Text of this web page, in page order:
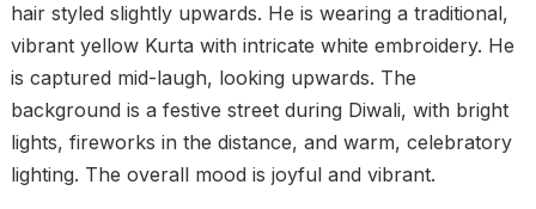
hair styled slightly upwards. He is wearing a traditional,
vibrant yellow Kurta with intricate white embroidery. He
is captured mid-laugh, looking upwards. The
background is a festive street during Diwali, with bright
lights, fireworks in the distance, and warm, celebratory
lighting. The overall mood is joyful and vibrant.